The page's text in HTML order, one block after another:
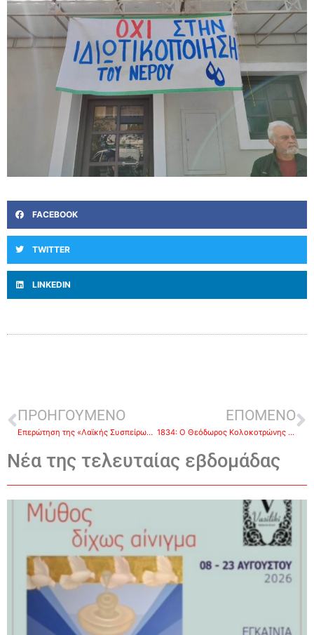
FACEBOOK
TWITTER
LINKEDIN
ΠΡΟΗΓΟΥΜΕΝΟ
Επερώτηση της «Λαϊκής Συσπείρωσης Ναυπλίου» για τον προσεισμικό έλεγχο των Δημόσιων κτιρίων
ΕΠΟΜΕΝΟ
1834: Ο Θεόδωρος Κολοκοτρώνης και ο Δημήτριος Πλαπούτας παραπέμπονται σε δίκη
Νέα της τελευταίας εβδομάδας